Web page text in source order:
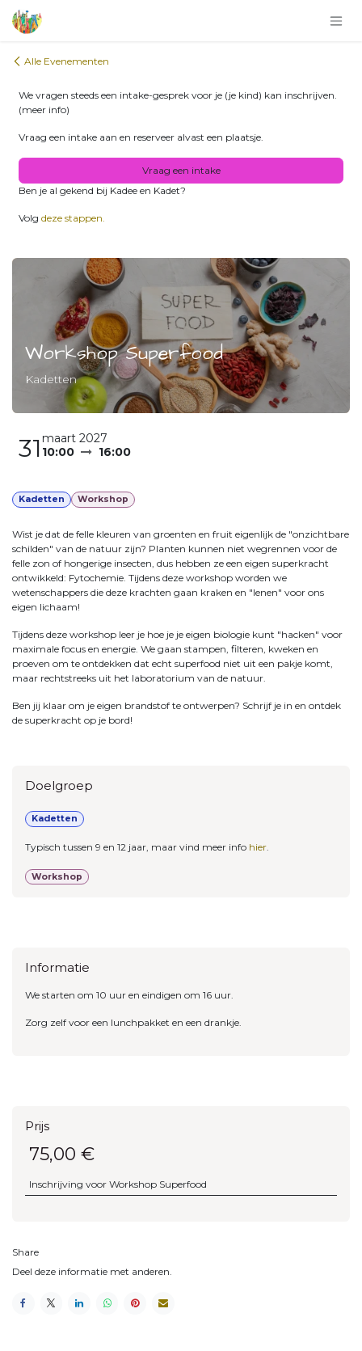
Alle Evenementen
We vragen steeds een intake-gesprek voor je (je kind) kan inschrijven.
(meer info)
Vraag een intake aan en reserveer alvast een plaatsje.
Vraag een intake
Ben je al gekend bij Kadee en Kadet?
Volg deze stappen.
Workshop Superfood
Kadetten
31 maart 2027
10:00
16:00
Kadetten Workshop
Wist je dat de felle kleuren van groenten en fruit eigenlijk de "onzichtbare
schilden" van de natuur zijn? Planten kunnen niet wegrennen voor de
felle zon of hongerige insecten, dus hebben ze een eigen superkracht
ontwikkeld: Fytochemie. Tijdens deze workshop worden we
wetenschappers die deze krachten gaan kraken en "lenen" voor ons
eigen lichaam!
Tijdens deze workshop leer je hoe je je eigen biologie kunt "hacken" voor
maximale focus en energie. We gaan stampen, filteren, kweken en
proeven om te ontdekken dat echt superfood niet uit een pakje komt,
maar rechtstreeks uit het laboratorium van de natuur.
Ben jij klaar om je eigen brandstof te ontwerpen? Schrijf je in en ontdek
de superkracht op je bord!
Doelgroep
Kadetten
Typisch tussen 9 en 12 jaar, maar vind meer info hier
Workshop
Informatie
We starten om 10 uur en eindigen om 16 uur.
Zorg zelf voor een lunchpakket en een drankje.
Prijs
75,00 €
Inschrijving voor Workshop Superfood
Share
Deel deze informatie met anderen.